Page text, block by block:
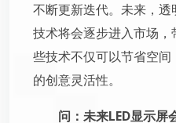
不断更新迭代。未来，
技术将会逐步进入市场
些技术不仅可以节省空
的创意灵活性。
问：未来LED显示屏